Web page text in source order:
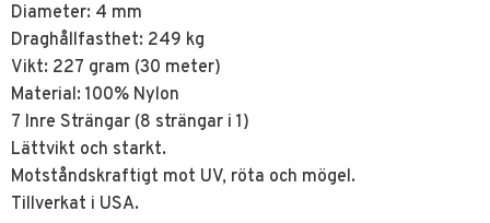
Diameter: 4 mm
Draghållfasthet: 249 kg
Vikt: 227 gram (30 meter)
Material: 100% Nylon
7 Inre Strängar (8 strängar i 1)
Lättvikt och starkt.
Motståndskraftigt mot UV, röta och mögel.
Tillverkat i USA.